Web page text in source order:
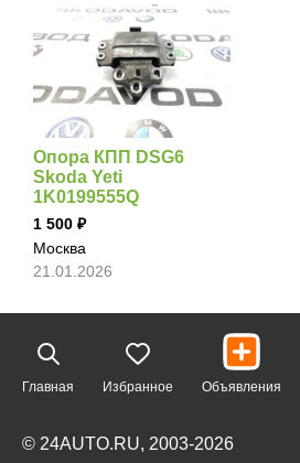
Опора КПП DSG6
Skoda Yeti
1K0199555Q
1 500
Москва
21.01.2026
Главная Избранное Объявления
© 24AUTO.RU, 2003-2026